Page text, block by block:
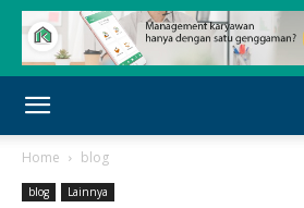
Home blog
blog Lainnya